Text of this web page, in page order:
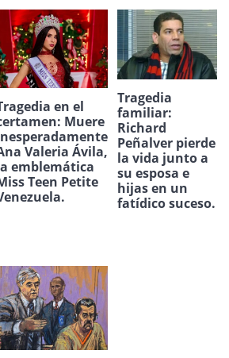
en el
Muere
Valeria Ávila,
emblemática
Teen Petite
Tragedia
familiar:
Richard
Peñalver pierde
la vida junto a
su esposa e
hijas en un
fatídico suceso.